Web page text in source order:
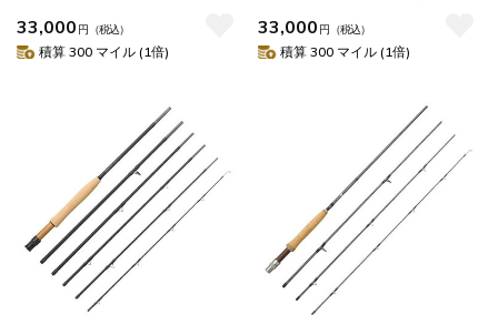
33,000 円 （税込）
積算 300 マイル (1倍)
33,000 円 （税込）
積算 300 マイル (1倍)